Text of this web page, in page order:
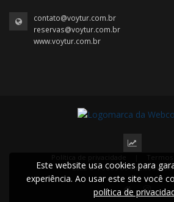
contato@voytur.com.br
reservas@voytur.com.br
www.voytur.com.br
2022 © Todos os direitos
Este website usa cookies para
experiência. Ao usar este site você
política de